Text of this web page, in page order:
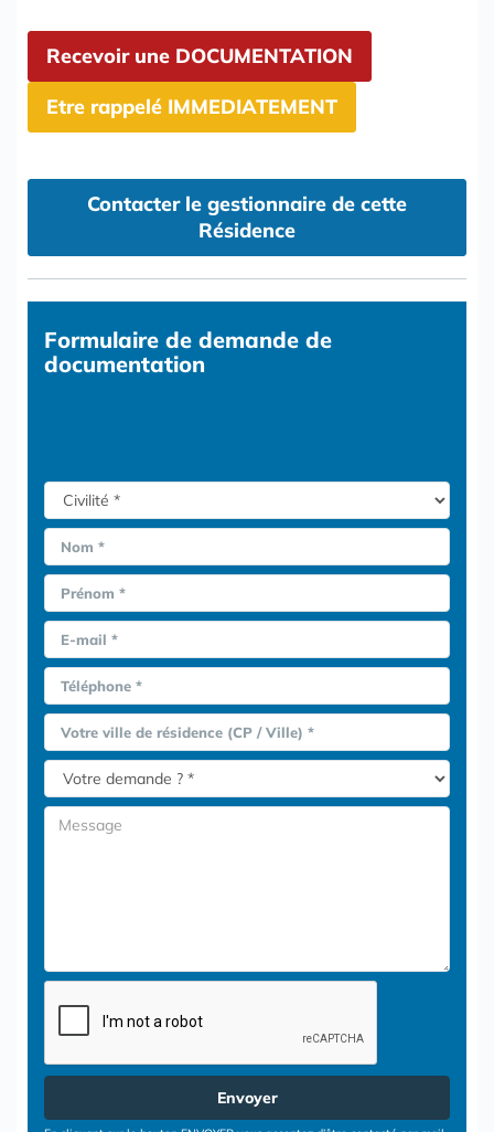
Recevoir une DOCUMENTATION
Etre rappelé IMMEDIATEMENT
Contacter le gestionnaire de cette
Résidence
Formulaire de demande de
documentation
Nom *
Prénom *
E-mail *
Téléphone *
Votre ville de résidence (CP / Ville) *
Envoyer